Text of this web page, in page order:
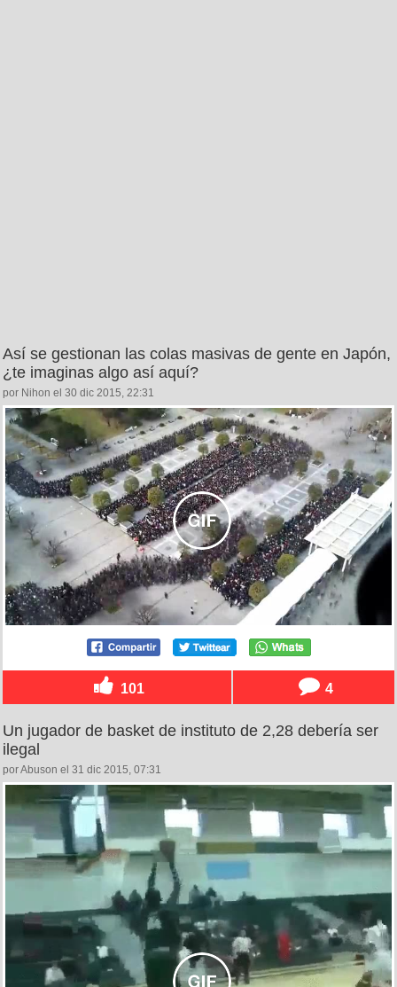
Así se gestionan las colas masivas de gente en Japón,
¿te imaginas algo así aquí?
por Nihon el 30 dic 2015, 22:31
101 4
Un jugador de basket de instituto de 2,28 debería ser
ilegal
por Abuson el 31 dic 2015, 07:31